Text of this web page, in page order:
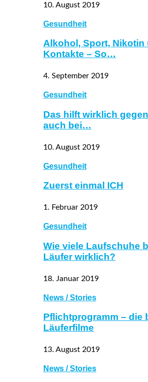
10. August 2019
Gesundheit
Alkohol, Sport, Nikotin
Kontakte – So…
4. September 2019
Gesundheit
Das hilft wirklich
auch bei…
10. August 2019
Gesundheit
Zuerst einmal ICH
1. Februar 2019
Gesundheit
Wie viele Laufschuhe
Läufer wirklich?
18. Januar 2019
News / Stories
Pflichtprogramm – die
Läuferfilme
13. August 2019
News / Stories